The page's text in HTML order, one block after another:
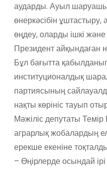
аударды. Ауыл
өнеркәсібін ұштастыру,
өңдеу, оларды ішкі
Президент айқындаған
Бұл бағытта
институционалдық
партиясының
нақты көрініс тауып
Мәжіліс депутаты
аграрлық жобалардың
ерекше екеніне
– Өңірлерде осындай